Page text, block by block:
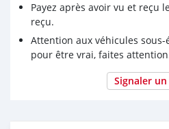
Payez après avoir vu et reçu
reçu.
Attention aux véhicules
pour être vrai, faites
Signaler